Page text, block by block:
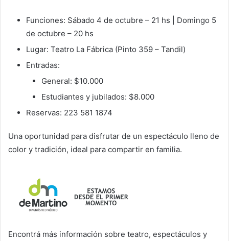
Funciones: Sábado 4 de octubre – 21 hs | Domingo 5
de octubre – 20 hs
Lugar: Teatro La Fábrica (Pinto 359 – Tandil)
Entradas:
General: $10.000
Estudiantes y jubilados: $8.000
Reservas: 223 581 1874
Una oportunidad para disfrutar de un espectáculo lleno de
color y tradición, ideal para compartir en familia.
Encontrá más información sobre teatro, espectáculos y